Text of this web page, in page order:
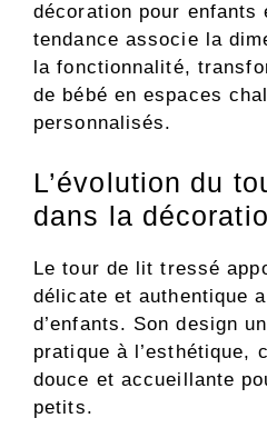
décoration pour enfants
tendance associe la
la fonctionnalité,
de bébé en espaces
personnalisés.
L’évolution du
dans la
Le tour de lit tressé
délicate et authentique
d’enfants. Son design
pratique à l’esthétique,
douce et accueillante
petits.